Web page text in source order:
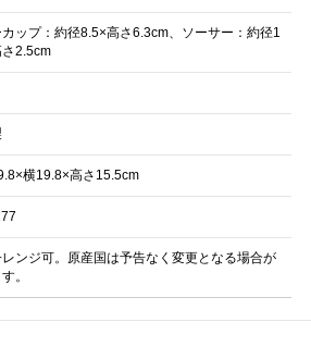
ップ：約径8.5×高さ6.3cm、ソーサー：約径1
2.5cm
横19.8×高さ15.5cm
ンジ可。原産国は予告なく変更となる場合が
。